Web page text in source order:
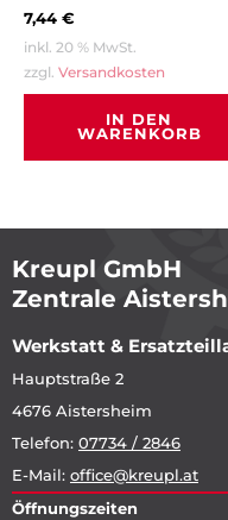
7,44 €
inkl. 20 % MwSt.
zzgl. Versandkosten
IN DEN
WARENKORB
Kreupl GmbH
Zentrale
Werkstatt &
Hauptstraße 2
4676 Aistersheim
Telefon: 07734 / 2846
E-Mail: office@kreupl.at
Öffnungszeiten